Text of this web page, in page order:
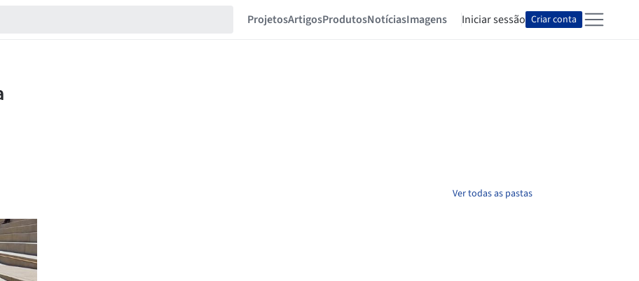
ProjetosArtigosProdutosNotíciasImagens Iniciar sessão Criar conta
Ver todas as pastas